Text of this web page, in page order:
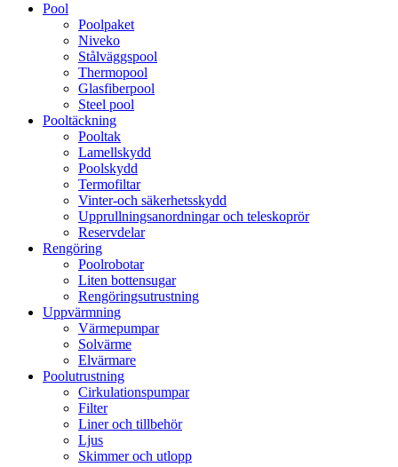
Pool
Poolpaket
Niveko
Stålväggspool
Thermopool
Glasfiberpool
Steel pool
Pooltäckning
Pooltak
Lamellskydd
Poolskydd
Termofiltar
Vinter-och säkerhetsskydd
Upprullningsanordningar och teleskoprör
Reservdelar
Rengöring
Poolrobotar
Liten bottensugar
Rengöringsutrustning
Uppvärmning
Värmepumpar
Solvärme
Elvärmare
Poolutrustning
Cirkulationspumpar
Filter
Liner och tillbehör
Ljus
Skimmer och utlopp